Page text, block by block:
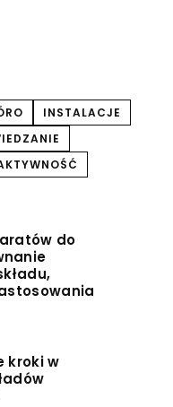
INSTALACJE
do
kroki w